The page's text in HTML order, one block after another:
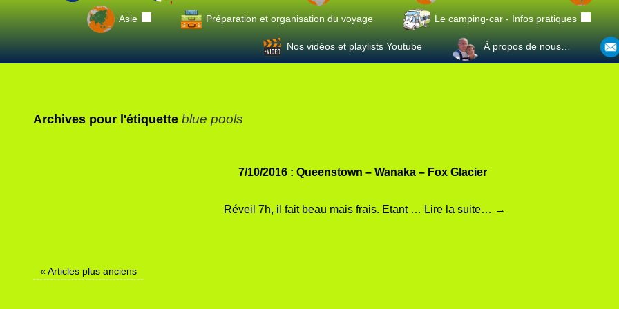
Asie Préparation et organisation du voyage Le camping-car - Infos pratiques
Nos vidéos et playlists Youtube À propos de nous…
Archives pour l'étiquette blue pools
7/10/2016 : Queenstown – Wanaka – Fox Glacier
Réveil 7h, il fait beau mais frais. Etant … Lire la suite… →
« Articles plus anciens